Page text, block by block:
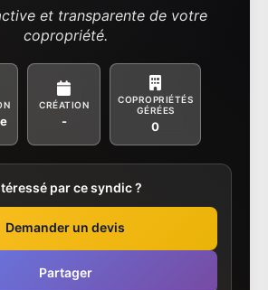
et transparente de votre
copropriété.
CRÉATION
-
COPROPRIÉTÉS
GÉRÉES
0
par ce syndic ?
Demander un devis
Partager